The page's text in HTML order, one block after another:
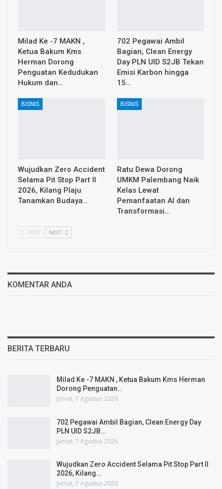
Milad Ke -7 MAKN ,
Ketua Bakum Kms
Herman Dorong
Penguatan Kedudukan
Hukum dan…
702 Pegawai Ambil
Bagian, Clean Energy
Day PLN UID S2JB Tekan
Emisi Karbon hingga
15…
BISNIS
Wujudkan Zero Accident
Selama Pit Stop Part II
2026, Kilang Plaju
Tanamkan Budaya…
BISNIS
Ratu Dewa Dorong
UMKM Palembang Naik
Kelas Lewat
Pemanfaatan AI dan
Transformasi…
PREV NEXT
KOMENTAR ANDA
BERITA TERBARU
Milad Ke -7 MAKN , Ketua Bakum Kms Herman
Dorong Penguatan…
Jumat, 7 Agustus 2026
702 Pegawai Ambil Bagian, Clean Energy Day
PLN UID S2JB…
Jumat, 7 Agustus 2026
Wujudkan Zero Accident Selama Pit Stop Part II
2026, Kilang…
Jumat, 7 Agustus 2026